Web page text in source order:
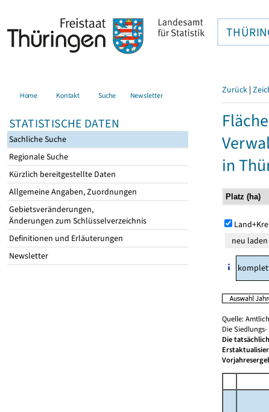
Home Kontakt Suche Newsletter
STATISTISCHE DATEN
Sachliche Suche
Regionale Suche
Kürzlich bereitgestellte Daten
Allgemeine Angaben, Zuordnungen
Gebietsveränderungen,
Änderungen zum Schlüsselverzeichnis
Definitionen und Erläuterungen
Newsletter
Zurück |
in
Quelle:
Die
Die